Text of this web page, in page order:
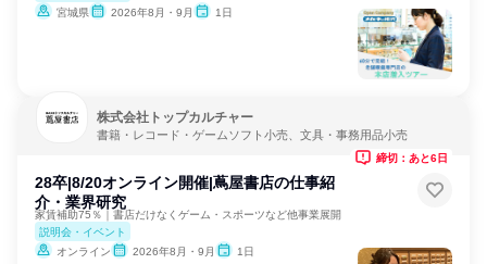
宮城県
2026年8月・9月 1日
株式会社トップカルチャー
書籍・レコード・ゲームソフト小売、文具・事務用品小売
28卒|8/20オンライン開催|蔦屋書店の仕事紹
介・業界研究
家賃補助75％｜書店だけなくゲーム・スポーツなど他事業展開
説明会・イベント
オンライン
2026年8月・9月 1日
締切：あと6日